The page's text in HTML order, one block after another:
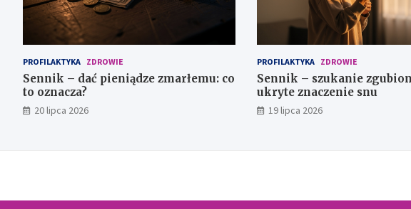
PROFILAKTYKA ZDROWIE
Sennik – dać pieniądze zmarłemu: co
to oznacza?
20 lipca 2026
PROFILAKTYKA ZDROWIE
Sennik – szukanie
ukryte znaczenie snu
19 lipca 2026